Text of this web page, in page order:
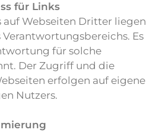
für Links
auf Webseiten Dritter liegen
Verantwortungsbereichs. Es
für solche
Der Zugriff und die
erfolgen auf eigene
Nutzers.